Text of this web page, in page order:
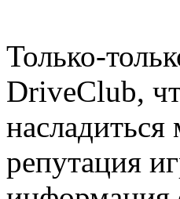
Только-
DriveClub,
репутация